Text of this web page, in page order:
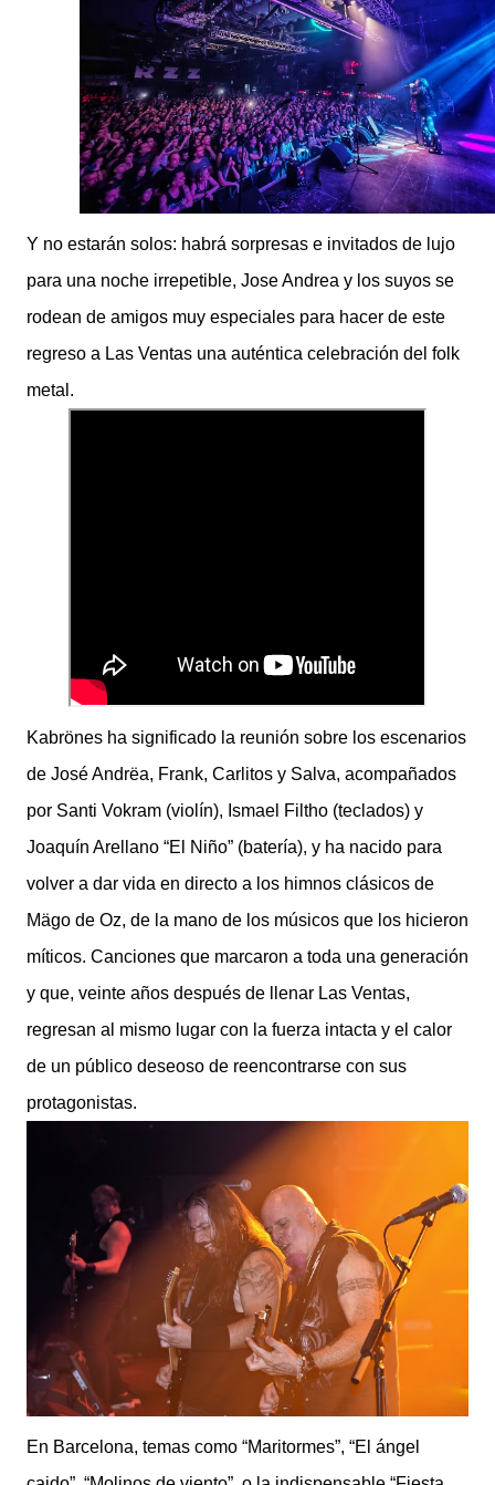
Y no estarán solos: habrá sorpresas e invitados de lujo
para una noche irrepetible, Jose Andrea y los suyos se
rodean de amigos muy especiales para hacer de este
regreso a Las Ventas una auténtica celebración del folk
metal.
Kabrönes ha significado la reunión sobre los escenarios
de José Andrëa, Frank, Carlitos y Salva, acompañados
por Santi Vokram (violín), Ismael Filtho (teclados) y
Joaquín Arellano “El Niño” (batería), y ha nacido para
volver a dar vida en directo a los himnos clásicos de
Mägo de Oz, de la mano de los músicos que los hicieron
míticos. Canciones que marcaron a toda una generación
y que, veinte años después de llenar Las Ventas,
regresan al mismo lugar con la fuerza intacta y el calor
de un público deseoso de reencontrarse con sus
protagonistas.
En Barcelona, temas como “Maritormes”, “El ángel